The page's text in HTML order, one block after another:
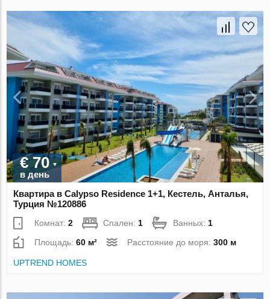
€ 70
в день
Квартира в Calypso Residence 1+1, Кестель, Анталья,
Турция №120886
Комнат:2 Спален: 1 Ванных: 1
Площадь:60 м² Расстояние до моря:300 м
UPTREND HOMES